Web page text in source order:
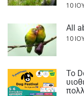
10
All
10
Το